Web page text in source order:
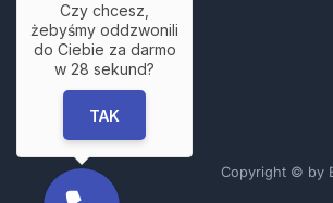
Copyright © by
Czy chcesz,
żebyśmy oddzwonili
do Ciebie za darmo
w 28 sekund?
TAK